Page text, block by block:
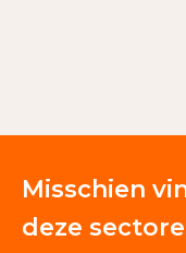
Misschien
deze